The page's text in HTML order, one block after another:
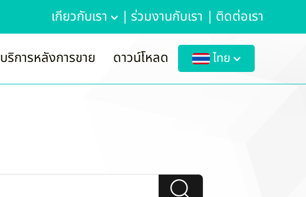
เกี่ยวกับเรา | ร่วมงานกับเรา | ติดต่อเรา
บริการหลังการขาย ดาวน์โหลด ไทย